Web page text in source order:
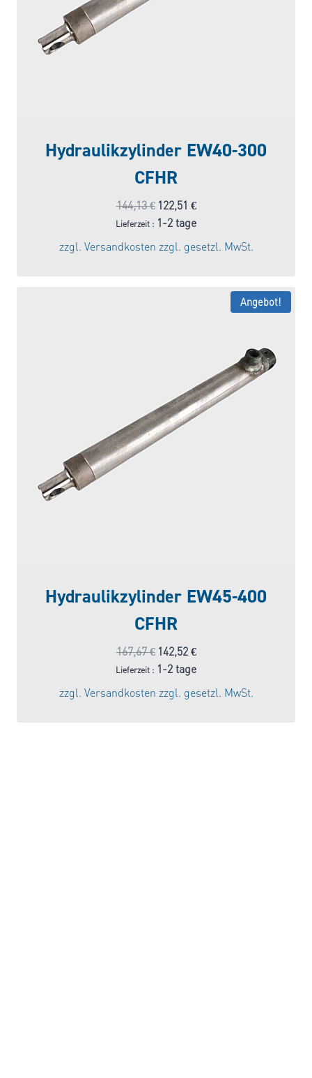
Hydraulikzylinder EW40-300
CFHR
144,13€ Ursprünglicher
Preis
war:
144,13 €
122,51 €Aktueller
Preis
Lieferzeit : 1-2 tage
zzgl. Versandkosten zzgl. gesetzl. MwSt.
Angebot!
Hydraulikzylinder EW45-400
CFHR
167,67€ Ursprünglicher
Preis
war:
167,67 €
142,52 €Aktueller
Preis
Lieferzeit : 1-2 tage
zzgl. Versandkosten zzgl. gesetzl. MwSt.